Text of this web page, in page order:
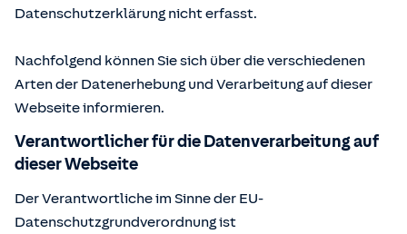
Datenschutzerklärung nicht erfasst.
Nachfolgend können Sie sich über die verschiedenen
Arten der Datenerhebung und Verarbeitung auf dieser
Webseite informieren.
Verantwortlicher für die Datenverarbeitung auf
dieser Webseite
Der Verantwortliche im Sinne der EU-
Datenschutzgrundverordnung ist